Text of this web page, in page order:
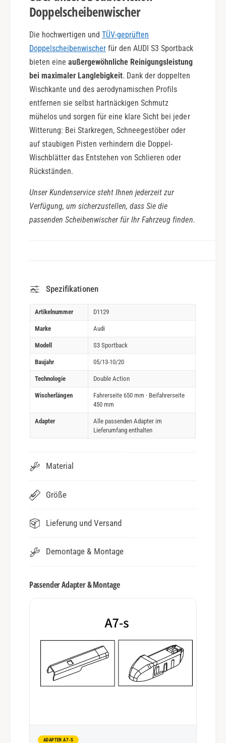
Doppelscheibenwischer
Die hochwertigen undTÜV-geprüften
Doppelscheibenwischer für den AUDI S3 Sportback
bieten eine außergewöhnliche Reinigungsleistung
bei maximaler Langlebigkeit. Dank der doppelten
Wischkante und des aerodynamischen Profils
entfernen sie selbst hartnäckigen Schmutz
mühelos und sorgen für eine klare Sicht bei jeder
Witterung: Bei Starkregen, Schneegestöber oder
auf staubigen Pisten verhindern die Doppel-
Wischblätter das Entstehen von Schlieren oder
Rückständen.
Unser Kundenservice steht Ihnen jederzeit zur
Verfügung, um sicherzustellen, dass Sie die
passenden Scheibenwischer für Ihr Fahrzeug finden.
Spezifikationen
Artikelnummer D1129
Marke Audi
Modell S3 Sportback
Baujahr 05/13-10/20
Technologie Double Action
Wischerlängen
Fahrerseite 650 mm · Beifahrerseite
450 mm
Adapter
Alle passenden Adapter im
Lieferumfang enthalten
Material
Größe
Lieferung und Versand
Demontage & Montage
Passender Adapter & Montage
ADAPTER A7-S